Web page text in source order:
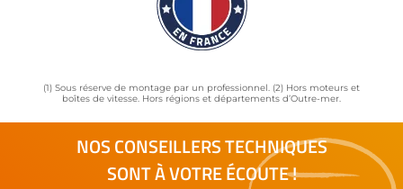
(1) Sous réserve de montage par un professionnel. (2) Hors moteurs et
boîtes de vitesse. Hors régions et départements d’Outre-mer.
NOS CONSEILLERS TECHNIQUES
SONT À VOTRE ÉCOUTE !